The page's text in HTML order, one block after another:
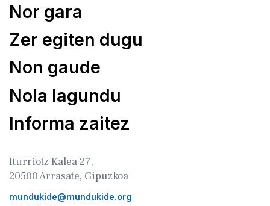
Nor gara
Zer egiten dugu
Non gaude
Nola lagundu
Informa zaitez
Iturriotz Kalea 27,
20500 Arrasate, Gipuzkoa
mundukide@mundukide.org